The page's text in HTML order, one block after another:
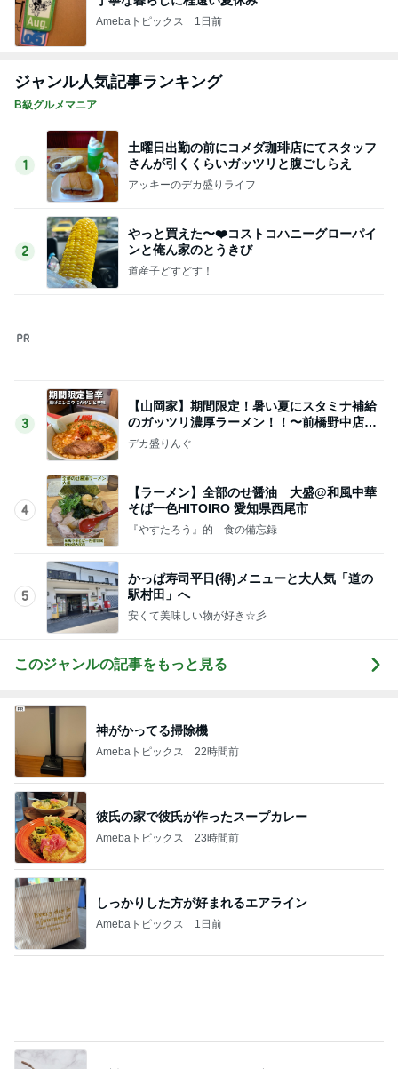
3
【山岡家】期間限定！暑い夏にスタミナ補給
のガッツリ濃厚ラーメン！！〜前橋野中店さ
ん〜
4
【ラーメン】全部のせ醤油 大盛@和風中華
そば一色HITOIRO 愛知県西尾市
『やすたろう』的 食の備忘録
5
かっぱ寿司平日(得)メニューと大人気「道の
駅村田」へ
安くて美味しい物が好き☆彡
神がかってる掃除機
Amebaトピックス 22時間前
彼氏の家で彼氏が作ったスープカレー
Amebaトピックス 23時間前
しっかりした方が好まれるエアライン
Amebaトピックス 1日前
Amebaトピックス 1日前
全く視点がなかった土地の活断層
Amebaトピックス 2日前